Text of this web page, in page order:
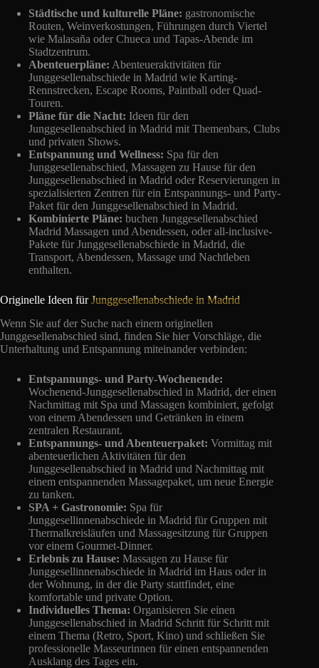
Städtische und kulturelle Pläne: gastronomische
Routen, Weinverkostungen, Führungen durch Viertel
wie Malasaña oder Chueca und Tapas-Abende im
Stadtzentrum.
Abenteuerpläne: Abenteueraktivitäten für
Junggesellenabschiede in Madrid wie Karting-
Rennstrecken, Escape Rooms, Paintball oder Quad-
Touren.
Pläne für die Nacht: Ideen für den
Junggesellenabschied in Madrid mit Themenbars, Clubs
und privaten Shows.
Entspannung und Wellness: Spa für den
Junggesellenabschied, Massagen zu Hause für den
Junggesellenabschied in Madrid oder Reservierungen in
spezialisierten Zentren für ein Entspannungs- und Party-
Paket für den Junggesellenabschied in Madrid.
Kombinierte Pläne: buchen Junggesellenabschied
Madrid Massagen und Abendessen, oder all-inclusive-
Pakete für Junggesellenabschiede in Madrid, die
Transport, Abendessen, Massage und Nachtleben
enthalten.
Originelle Ideen fürJunggesellenabschiede in Madrid
Wenn Sie auf der Suche nach einem originellen
Junggesellenabschied sind, finden Sie hier Vorschläge, die
Unterhaltung und Entspannung miteinander verbinden:
Entspannungs- und Party-Wochenende:
Wochenend-Junggesellenabschied in Madrid, der einen
Nachmittag mit Spa und Massagen kombiniert, gefolgt
von einem Abendessen und Getränken in einem
zentralen Restaurant.
Entspannungs- und Abenteuerpaket: Vormittag mit
abenteuerlichen Aktivitäten für den
Junggesellenabschied in Madrid und Nachmittag mit
einem entspannenden Massagepaket, um neue Energie
zu tanken.
SPA + Gastronomie: Spa für
Junggesellinnenabschiede in Madrid für Gruppen mit
Thermalkreisläufen und Massagesitzung für Gruppen
vor einem Gourmet-Dinner.
Erlebnis zu Hause: Massagen zu Hause für
Junggesellinnenabschiede in Madrid im Haus oder in
der Wohnung, in der die Party stattfindet, eine
komfortable und private Option.
Individuelles Thema: Organisieren Sie einen
Junggesellenabschied in Madrid Schritt für Schritt mit
einem Thema (Retro, Sport, Kino) und schließen Sie
professionelle Masseurinnen für einen entspannenden
Ausklang des Tages ein.